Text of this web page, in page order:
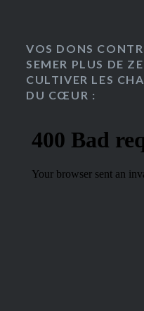
VOS DONS
SEMER PLUS DE
CULTIVER LES
DU CŒUR :